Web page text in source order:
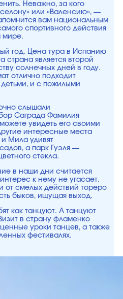
Неважно, за кого
или «Валенсию», —
вам национальным
спортивного действия
мире.
год. Цена тура в Испанию
страна является второй
солнечных дней в году.
отлично подходит
и с пожилыми
слышали
Саграда Фамилия
увидеть его своими
интересные места
Мила удивят
а парк Гуэля —
стекла.
в наши дни считается
к нему не угасает.
от смелых действий тореро
быков, ищущая выход.
как танцуют. А танцуют
в страну фламенко
уроки танцев, а также
фестивалях.